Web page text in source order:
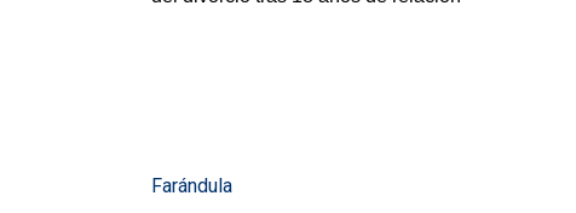
Farándula